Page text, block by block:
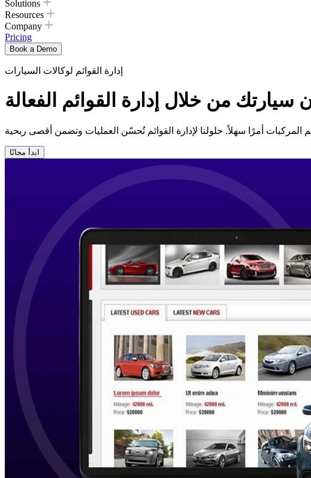
Solutions
Resources
Company
Pricing
Book a Demo
إدارة القوائم لوكالات السيارات
سيارتك من خلال إدارة القوائم الفعالة
ابدأ مجانًا